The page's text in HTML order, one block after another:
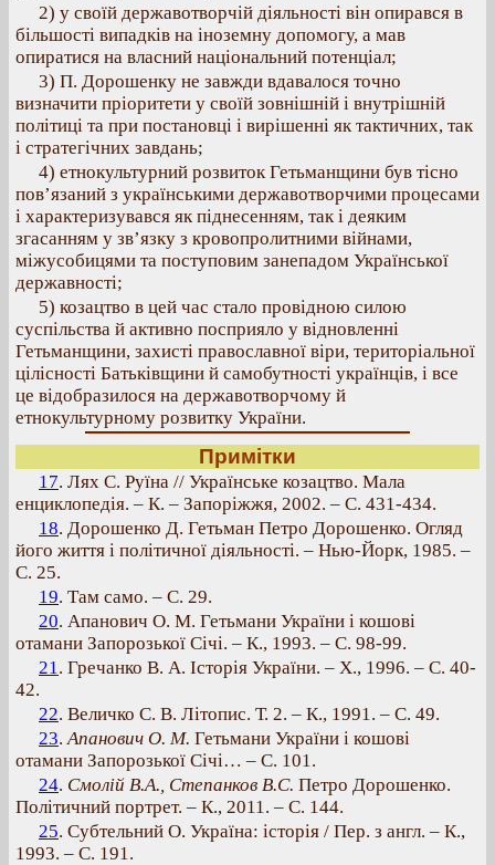
2) у своїй державотворчій діяльності він опирався в
більшості випадків на іноземну допомогу, а мав
опиратися на власний національний потенціал;
3) П. Дорошенку не завжди вдавалося точно
визначити пріоритети у своїй зовнішній і внутрішній
політиці та при постановці і вирішенні як тактичних, так
і стратегічних завдань;
4) етнокультурний розвиток Гетьманщини був тісно
пов’язаний з українськими державотворчими процесами
і характеризувався як піднесенням, так і деяким
згасанням у зв’язку з кровопролитними війнами,
міжусобицями та поступовим занепадом Української
державності;
5) козацтво в цей час стало провідною силою
суспільства й активно посприяло у відновленні
Гетьманщини, захисті православної віри, територіальної
цілісності Батьківщини й самобутності українців, і все
це відобразилося на державотворчому й
етнокультурному розвитку України.
Примітки
17. Лях С. Руїна // Українське козацтво. Мала
енциклопедія. – К. – Запоріжжя, 2002. – С. 431-434.
18. Дорошенко Д. Гетьман Петро Дорошенко. Огляд
його життя і політичної діяльності. – Нью-Йорк, 1985. –
С. 25.
19. Там само. – С. 29.
20. Апанович О. М. Гетьмани України і кошові
отамани Запорозької Січі. – К., 1993. – С. 98-99.
21. Гречанко В. А. Історія України. – Х., 1996. – С. 40-
42.
22. Величко С. В. Літопис. Т. 2. – К., 1991. – С. 49.
23.Апанович О. М. Гетьмани України і кошові
отамани Запорозької Січі… – С. 101.
24. Смолій В.А., Степанков В.С. Петро Дорошенко.
Політичний портрет. – К., 2011. – С. 144.
25. Субтельний О. Україна: історія / Пер. з англ. – К.,
1993. – С. 191.